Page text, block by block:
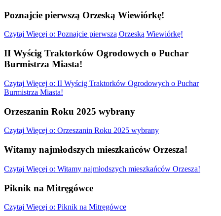
Poznajcie pierwszą Orzeską Wiewiórkę!
Czytaj Więcej o: Poznajcie pierwszą Orzeską Wiewiórkę!
II Wyścig Traktorków Ogrodowych o Puchar
Burmistrza Miasta!
Czytaj Więcej o: II Wyścig Traktorków Ogrodowych o Puchar
Burmistrza Miasta!
Orzeszanin Roku 2025 wybrany
Czytaj Więcej o: Orzeszanin Roku 2025 wybrany
Witamy najmłodszych mieszkańców Orzesza!
Czytaj Więcej o: Witamy najmłodszych mieszkańców Orzesza!
Piknik na Mitręgówce
Czytaj Więcej o: Piknik na Mitręgówce